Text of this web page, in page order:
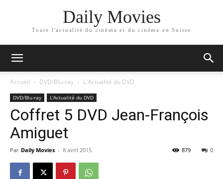
Daily Movies
Toute l'actualité du cinéma et du cinéma en Suisse
Accueil DVD/Blu-ray L'Actualité du DVD
DVD/Blu-ray L'Actualité du DVD
Coffret 5 DVD Jean-François
Amiguet
Par Daily Movies - 8 avril 2015 0
879